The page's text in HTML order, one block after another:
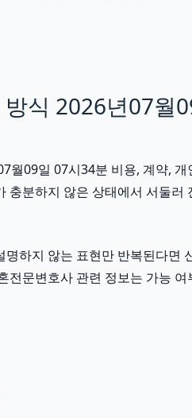
식 2026년07월
09일 07시34분 비용, 계약,
분하지 않은 상태에서 서둘
하지 않는 표현만 반복된다
문변호사 관련 정보는 가능